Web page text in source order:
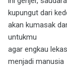
kupungut dari
akan kumasak
untukmu
agar engkau
menjadi manusia